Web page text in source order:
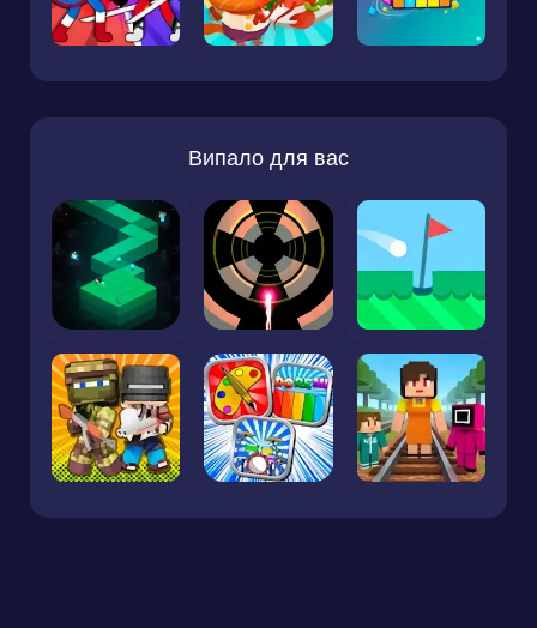
Випало для вас